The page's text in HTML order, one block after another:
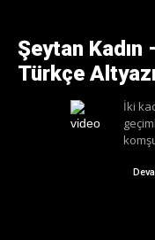
Şeytan Kadın
Türkçe
İki